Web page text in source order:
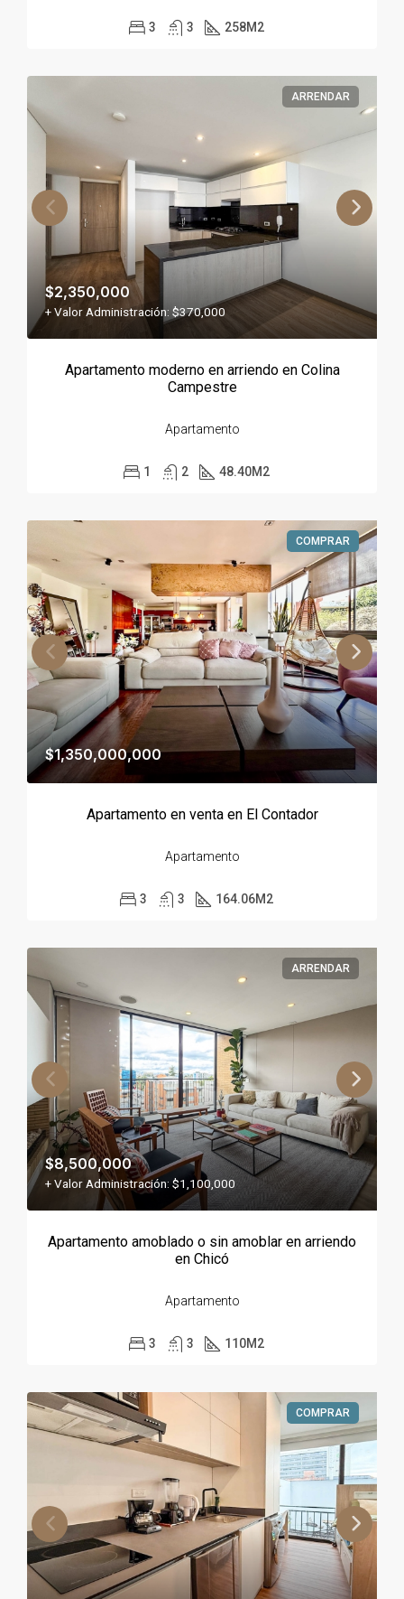
3 3 258M2
ARRENDAR
$2,350,000
+ Valor Administración: $370,000
Apartamento moderno en arriendo en Colina
Campestre
Apartamento
1 2 48.40M2
COMPRAR
$1,350,000,000
Apartamento en venta en El Contador
Apartamento
3 3 164.06M2
ARRENDAR
$8,500,000
+ Valor Administración: $1,100,000
Apartamento amoblado o sin amoblar en arriendo
en Chicó
Apartamento
3 3 110M2
COMPRAR